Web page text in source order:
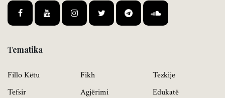
Tematika
Fillo Këtu
Tefsir
Fikh
Agjërimi
Tezkije
Edukatë